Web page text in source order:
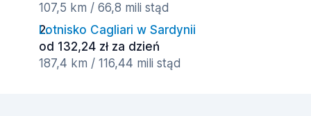
107,5 km / 66,8 mili stąd
Lotnisko Cagliari w Sardynii
od 132,24 zł za dzień
187,4 km / 116,44 mili stąd